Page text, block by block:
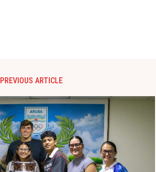
PREVIOUS ARTICLE